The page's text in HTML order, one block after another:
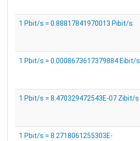
1 Pbit/s = 0.88817841970013 Pibit/s
1 Pbit/s = 0.0008673617379884 Eibit/s
1 Pbit/s = 8.470329472543E-07 Zibit/s
1 Pbit/s = 8.2718061255303E-